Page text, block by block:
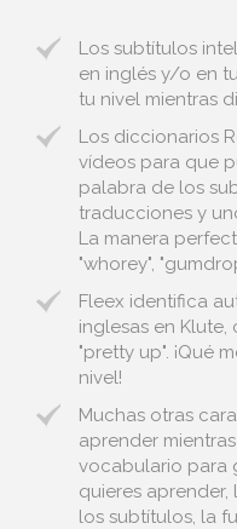
Los subtítulos
en inglés y/o en
tu nivel mientras
Los diccionarios
vídeos para que
palabra de los
traducciones y
La manera
"whorey",
Fleex identifica
inglesas en Klute,
"pretty up". ¡Qué
nivel!
Muchas otras
aprender
vocabulario para
quieres
los subtítulos, la